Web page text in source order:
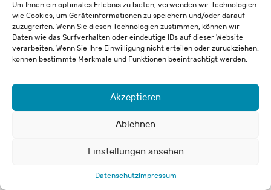
Um Ihnen ein optimales Erlebnis zu bieten, verwenden wir Technologien
wie Cookies, um Geräteinformationen zu speichern und/oder darauf
zuzugreifen. Wenn Sie diesen Technologien zustimmen, können wir
Daten wie das Surfverhalten oder eindeutige IDs auf dieser Website
verarbeiten. Wenn Sie Ihre Einwilligung nicht erteilen oder zurückziehen,
können bestimmte Merkmale und Funktionen beeinträchtigt werden.
Akzeptieren
Ablehnen
Einstellungen ansehen
DatenschutzImpressum
© 2026 Carl-Schurz-Haus / Deutsch-Amerikanisches Institut e.V.